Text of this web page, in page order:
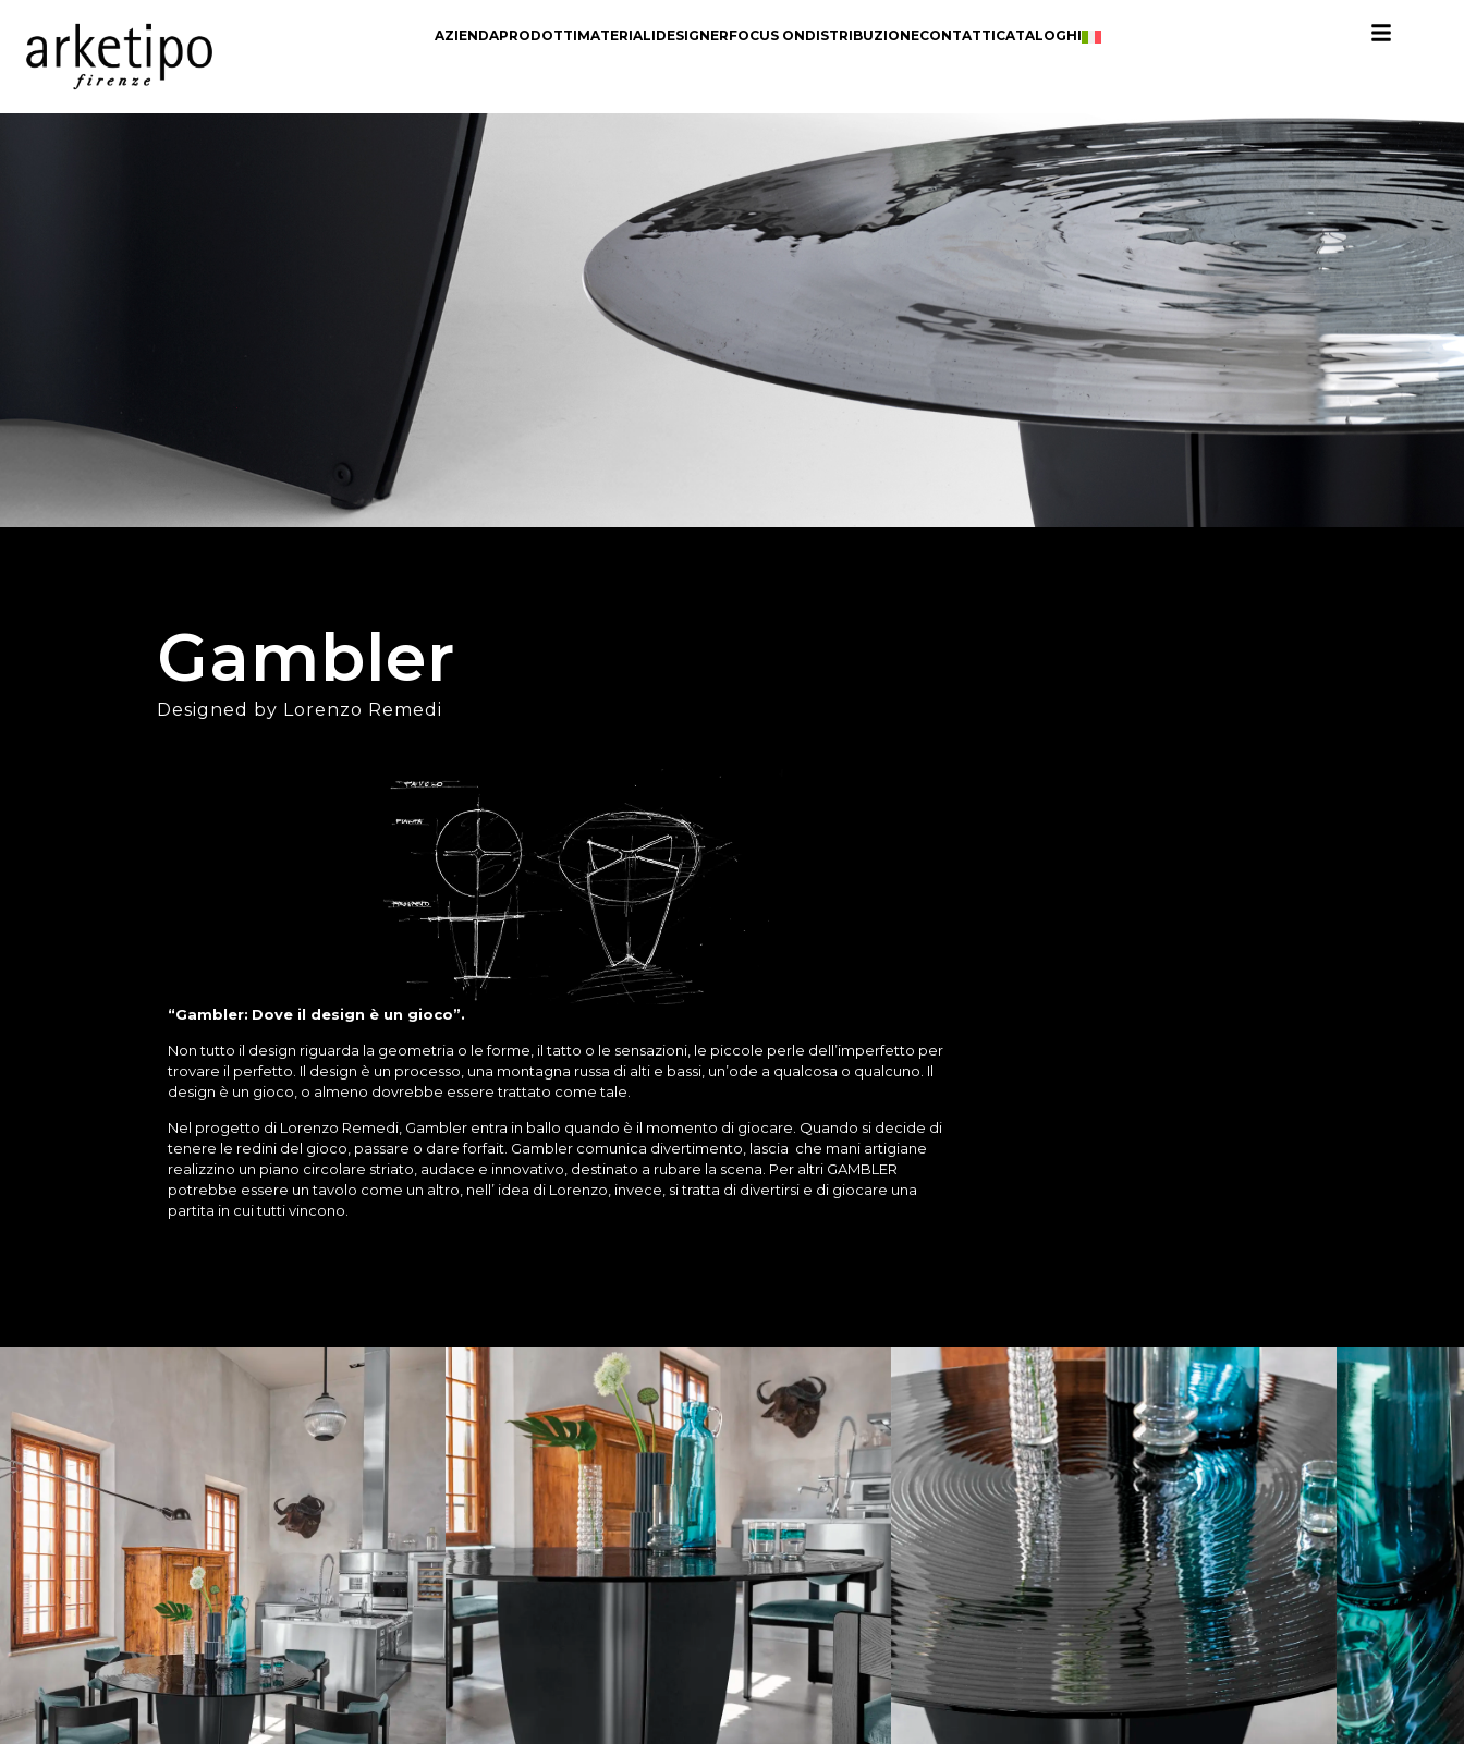
AZIENDAPRODOTTIMATERIALIDESIGNERFOCUS ONDISTRIBUZIONECONTATTICATALOGHI
Gambler
Designed by Lorenzo Remedi
“Gambler: Dove il design è un gioco”.
Non tutto il design riguarda la geometria o le forme, il tatto o le sensazioni, le piccole perle dell’imperfetto per
trovare il perfetto. Il design è un processo, una montagna russa di alti e bassi, un’ode a qualcosa o qualcuno. Il
design è un gioco, o almeno dovrebbe essere trattato come tale.
Nel progetto di Lorenzo Remedi, Gambler entra in ballo quando è il momento di giocare. Quando si decide di
tenere le redini del gioco, passare o dare forfait. Gambler comunica divertimento, lascia che mani artigiane
realizzino un piano circolare striato, audace e innovativo, destinato a rubare la scena. Per altri GAMBLER
potrebbe essere un tavolo come un altro, nell’ idea di Lorenzo, invece, si tratta di divertirsi e di giocare una
partita in cui tutti vincono.